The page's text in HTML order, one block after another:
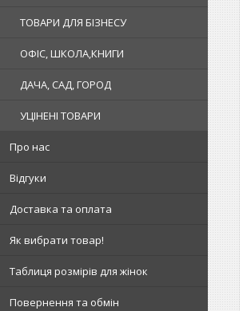
ТОВАРИ ДЛЯ БІЗНЕСУ
ОФІС, ШКОЛА,КНИГИ
ДАЧА, САД, ГОРОД
УЦІНЕНІ ТОВАРИ
Про нас
Відгуки
Доставка та оплата
Як вибрати товар!
Таблиця розмірів для жінок
Повернення та обмін